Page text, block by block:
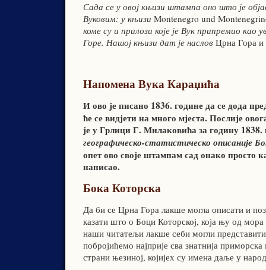
Сада се у овој књизи штампа оно што је
Вуковим: у књизи Montenegro und
коме су и прилози које је Вук припремио као
Горе. Нашој књизи дат је наслов Црна Гора и
Напомена Вука Караџића
И ово је писано 1836. године да се дода
ће се видјети на много мјеста. Послије
је у Грлици Г. Милаковића за годину 1838.
географическо-статистическо описаније
опет ово своје штампам сад онако просто
написао.
Бока Которска
Да би се Црна Гора лакше могла описати и
казати што о Боци Которској, која њу од
наши читатељи лакше себи могли представити
побројићемо најприје сва знатнија приморска
страни њезиној, којијех су имена даље у